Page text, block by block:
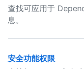
查找可应用于
息。
安全功能权限